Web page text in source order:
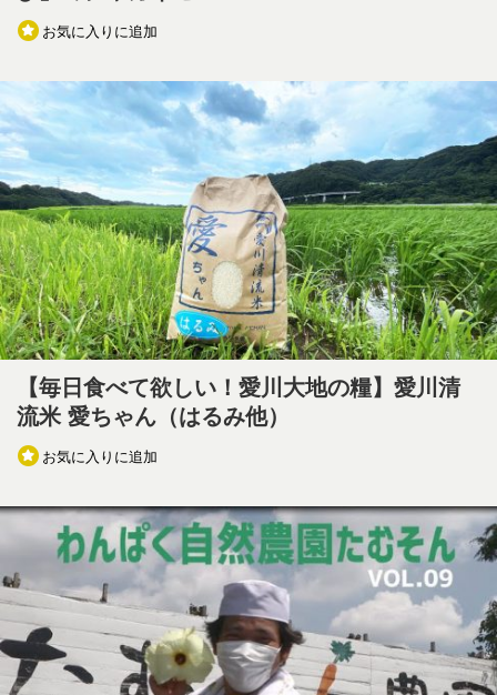
お気に入りに追加
【毎日食べて欲しい！愛川大地の糧】愛川清
流米 愛ちゃん（はるみ他）
お気に入りに追加